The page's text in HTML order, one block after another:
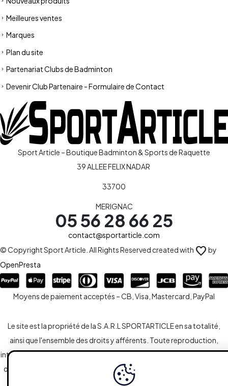
Meilleures ventes
Marques
Plan du site
Partenariat Clubs de Badminton
Devenir Club Partenaire - Formulaire de Contact
Sport Article – Boutique Badminton & Sports de Raquette
39 ALLEE FELIX NADAR
33700
MERIGNAC
05 56 28 66 25
contact@sportarticle.com
© Copyright Sport Article. All Rights Reserved created with favorite by
OpenPresta
Moyens de paiement acceptés – CB, Visa, Mastercard, PayPal
Le site est la propriété de la S.A.R.L SPORTARTICLE en sa totalité,
ainsi que l'ensemble des droits y afférents. Toute reproduction,
intégrale ou partielle, est systématiquement soumise à l'autorisation
des propriétaires. Toutefois, les liaisons du type hypertextes vers le
site sont autorisées sans demandes spécifiques.